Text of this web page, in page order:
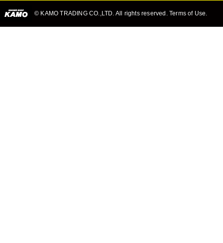
© KAMO TRADING CO.,LTD. All rights reserved. Terms of Use.